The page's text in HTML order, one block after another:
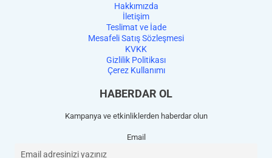
Hakkımızda
İletişim
Teslimat ve İade
Mesafeli Satış Sözleşmesi
KVKK
Gizlilik Politikası
Çerez Kullanımı
HABERDAR OL
Kampanya ve etkinliklerden haberdar olun
Email